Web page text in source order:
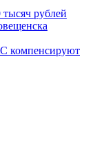
рублей
компенсируют